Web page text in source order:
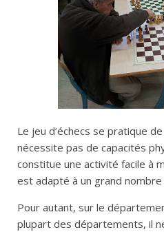
Le jeu d’échecs se pratique
nécessite pas de capacités
constitue une activité facile à
est adapté à un grand
Pour autant, sur le
plupart des départements, il